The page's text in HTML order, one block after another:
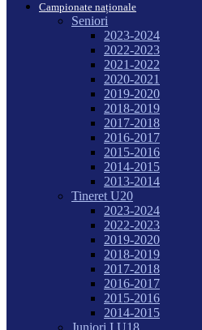
Campionate naționale
Seniori
2023-2024
2022-2023
2021-2022
2020-2021
2019-2020
2018-2019
2017-2018
2016-2017
2015-2016
2014-2015
2013-2014
Tineret U20
2023-2024
2022-2023
2019-2020
2018-2019
2017-2018
2016-2017
2015-2016
2014-2015
Juniori I U18